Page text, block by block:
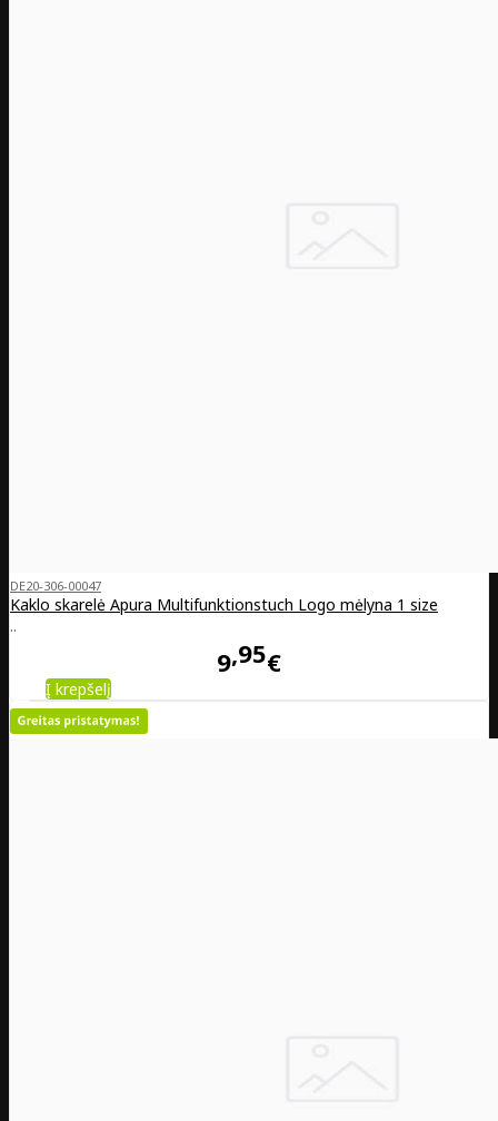
DE20-306-00047
Kaklo skarelė Apura Multifunktionstuch Logo mėlyna 1 size
..
9 95€
Į krepšelį